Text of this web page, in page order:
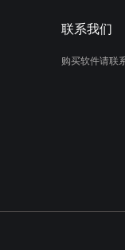
联系我们
购买软件请联